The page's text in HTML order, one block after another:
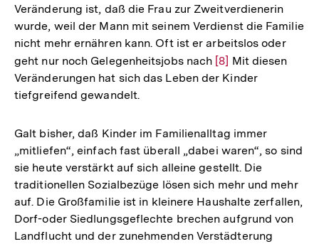
Veränderung ist, daß die Frau zur Zweitverdienerin
wurde, weil der Mann mit seinem Verdienst die Familie
nicht mehr ernähren kann. Oft ist er arbeitslos oder
geht nur noch Gelegenheitsjobs nach Zur
Auflösung
[8] Mit diesen
Veränderungen hat sich das Leben der Kinder
tiefgreifend gewandelt.
Galt bisher, daß Kinder im Familienalltag immer
„mitliefen“, einfach fast überall „dabei waren“, so sind
sie heute verstärkt auf sich alleine gestellt. Die
traditionellen Sozialbezüge lösen sich mehr und mehr
auf. Die Großfamilie ist in kleinere Haushalte zerfallen,
Dorf-oder Siedlungsgeflechte brechen aufgrund von
Landflucht und der zunehmenden Verstädterung